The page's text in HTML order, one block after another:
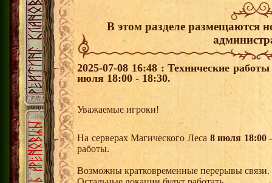
В этом разделе размещаются
2025-07-08 16:48 : Технические
июля 18:00 - 18:30.
Уважаемые игроки!
На серверах Магического Леса 8 июля 18:00
работы.
Возможны кратковременные перерывы связи.